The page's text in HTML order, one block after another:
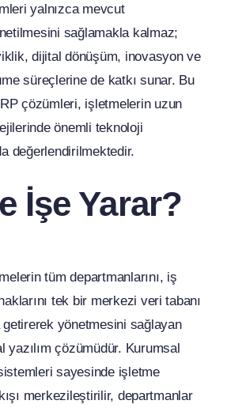
yalnızca mevcut
sağlamakla kalmaz;
dijital dönüşüm, inovasyon ve
süreçlerine de katkı sunar. Bu
çözümleri, işletmelerin uzun
önemli teknoloji
değerlendirilmektedir.
İşe Yarar?
tüm departmanlarını, iş
tek bir merkezi veri tabanı
yönetmesini sağlayan
yazılım çözümüdür. Kurumsal
sayesinde işletme
merkezileştirilir, departmanlar